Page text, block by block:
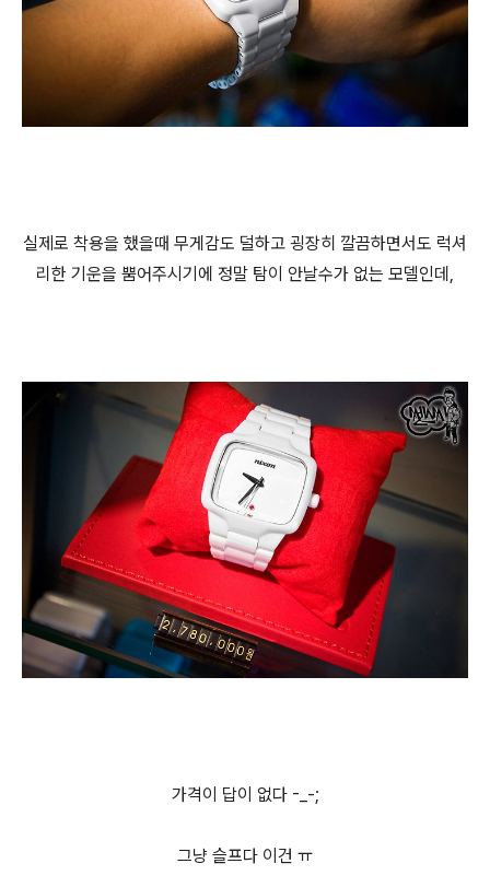
실제로 착용을 했을때 무게감도 덜하고 굉장히 깔끔하면서도 럭셔
리한 기운을 뿜어주시기에 정말 탐이 안날수가 없는 모델인데,
가격이 답이 없다 -_-;
그냥 슬프다 이건 ㅠ